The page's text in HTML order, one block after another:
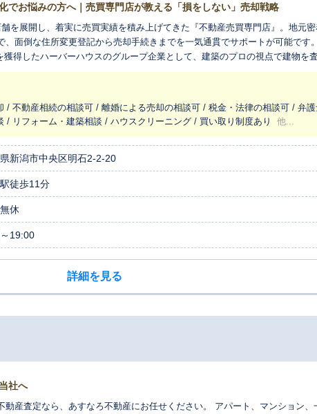
でお悩みの方へ｜売買専門店が教える「損をしない」売却戦略
を展開し、着実に売買実績を積み上げてきた『不動産売買専門店』。地元密
面倒な住所変更登記から売却手続きまでを一気通貫でサポートが可能です
得したハーバーハウスのグループ企業として、建築のプロの視点で建物を査
大限に引き出す売却戦略をご提案いたします。
/ 不動産相続の相談可 / 離婚による売却の相談可 / 税金・法律の相談可 / 弁護
/ リフォーム・建築相談 / ハウスクリーニング / 買い取り制度あり
他...
新潟市中央区明石2-2-20
徒歩11分
休
19:00
詳細を見る
社へ
動産査定なら、あすなろ不動産にお任せください。 アパート、マンション、